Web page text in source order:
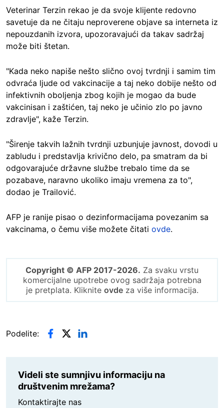
Veterinar Terzin rekao je da svoje klijente redovno
savetuje da ne čitaju neproverene objave sa interneta iz
nepouzdanih izvora, upozoravajući da takav sadržaj
može biti štetan.
"Kada neko napiše nešto slično ovoj tvrdnji i samim tim
odvraća ljude od vakcinacije a taj neko dobije nešto od
infektivnih oboljenja zbog kojih je mogao da bude
vakcinisan i zaštićen, taj neko je učinio zlo po javno
zdravlje", kaže Terzin.
"Širenje takvih lažnih tvrdnji uzbunjuje javnost, dovodi u
zabludu i predstavlja krivično delo, pa smatram da bi
odgovarajuće državne službe trebalo time da se
pozabave, naravno ukoliko imaju vremena za to",
dodao je Trailović.
AFP je ranije pisao o dezinformacijama povezanim sa
vakcinama, o čemu više možete čitati ovde.
Copyright © AFP 2017-2026. Za svaku vrstu
komercijalne upotrebe ovog sadržaja potrebna
je pretplata. Kliknite ovdeza više informacija.
Podelite:
Videli ste sumnjivu informaciju na
društvenim mrežama?
Kontaktirajte nas